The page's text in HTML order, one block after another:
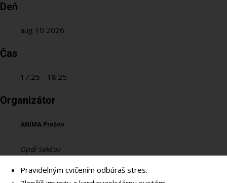
Deň
aug 10 2026
Čas
17:25 - 18:25
Organizátor
ANIMA Prešov
Opál Sekčov
Pravidelným cvičením odbúraš stres.